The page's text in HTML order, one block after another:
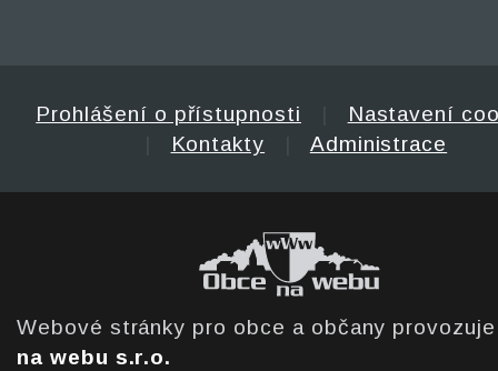
Prohlášení o přístupnosti
Nastavení
Kontakty Administrace
Webové stránky pro obce a občany
na webu s.r.o.